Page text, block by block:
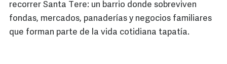
recorrer Santa Tere: un barrio donde sobreviven
fondas, mercados, panaderías y negocios familiares
que forman parte de la vida cotidiana tapatía.